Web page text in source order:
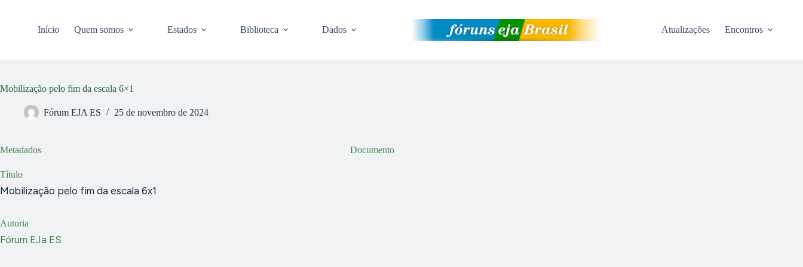
Início Quem somos Estados Biblioteca Dados Atualizações Encontros
Mobilização pelo fim da escala 6×1
Fórum EJA ES 25 de novembro de 2024
Documento
Metadados
Título
Mobilização pelo fim da escala 6x1
Autoria
Fórum EJa ES